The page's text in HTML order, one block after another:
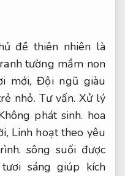
đề thiên nhiên là
tường mầm non
mới,Đội ngũ giàu
nhỏ. Tư vấn. Xử lý
phát sinh. hoa
Linh hoạt theo yêu
sông suối được
sáng giúp kích